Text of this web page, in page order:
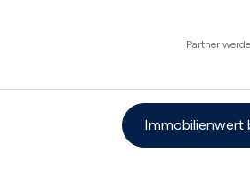
Partner
Immobilienwert